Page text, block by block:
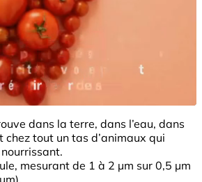
dans la terre, dans l’eau, dans
chez tout un tas d’animaux qui
mesurant de 1 à 2 µm sur 0,5 µm